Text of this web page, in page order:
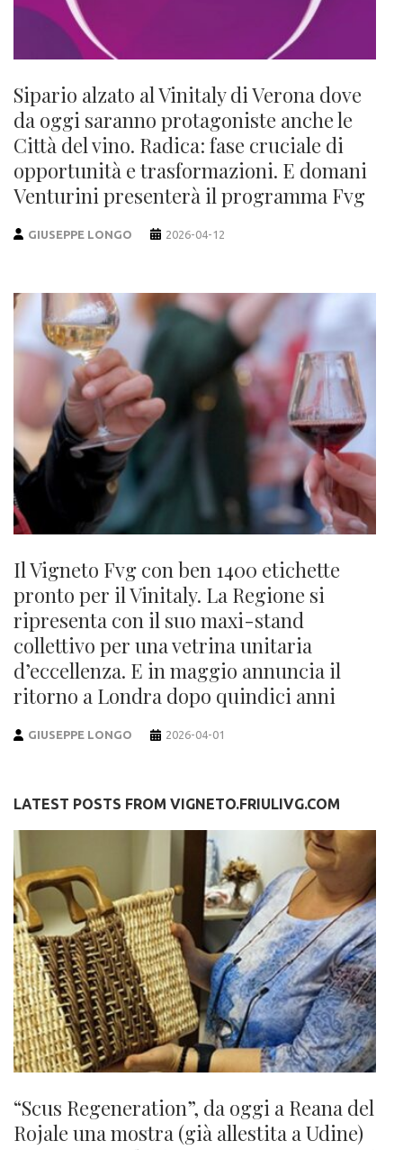
Sipario alzato al Vinitaly di Verona dove
da oggi saranno protagoniste anche le
Città del vino. Radica: fase cruciale di
opportunità e trasformazioni. E domani
Venturini presenterà il programma Fvg
GIUSEPPE LONGO 2026-04-12
Il Vigneto Fvg con ben 1400 etichette
pronto per il Vinitaly. La Regione si
ripresenta con il suo maxi-stand
collettivo per una vetrina unitaria
d’eccellenza. E in maggio annuncia il
ritorno a Londra dopo quindici anni
GIUSEPPE LONGO 2026-04-01
LATEST POSTS FROM VIGNETO.FRIULIVG.COM
“Scus Regeneration”, da oggi a Reana del
Rojale una mostra (già allestita a Udine)